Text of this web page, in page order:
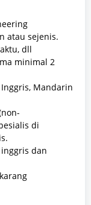
atau sejenis.
dll
minimal 2
Mandarin
di
dan